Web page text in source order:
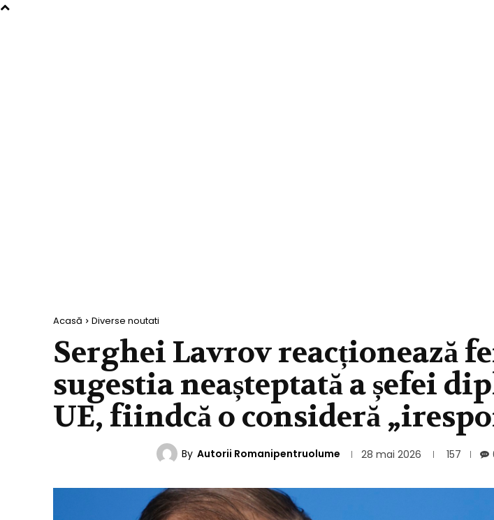
Acasă Diverse noutati
Serghei Lavrov reacționează
sugestia neașteptată a șefei
UE, fiindcă o consideră
By Autorii Romanipentruolume 28 mai 2026 157